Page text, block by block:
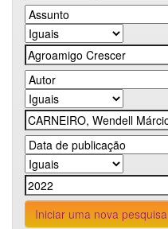
Iniciar uma nova pesquisa